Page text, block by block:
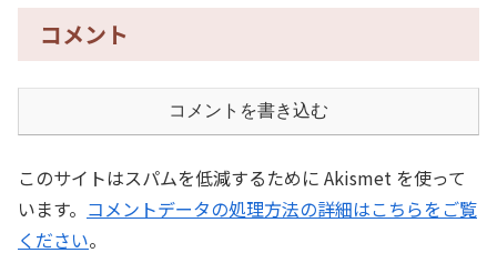
コメント
コメントを書き込む
このサイトはスパムを低減するために Akismet を使って
います。 コメントデータの処理方法の詳細はこちらをご覧
ください。